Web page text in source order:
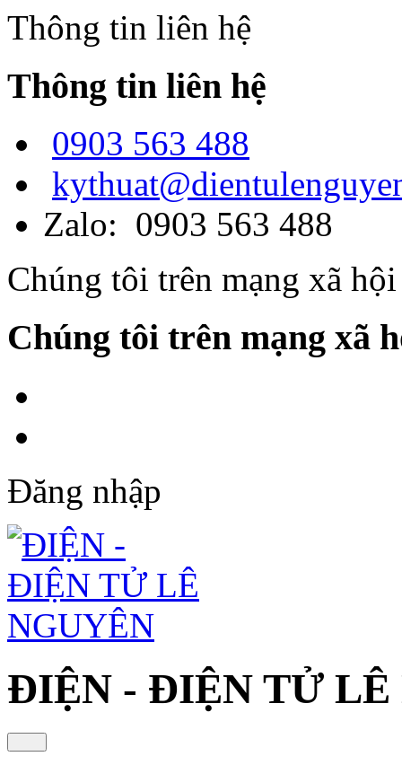
Thông tin liên hệ
Thông tin liên hệ
0903 563 488
Zalo: 0903 563 488
Chúng tôi trên mạng xã hội
Chúng tôi trên mạng xã
Đăng nhập
ĐIỆN - ĐIỆN TỬ LÊ